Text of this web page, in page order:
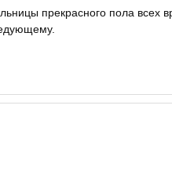
прекрасного пола всех